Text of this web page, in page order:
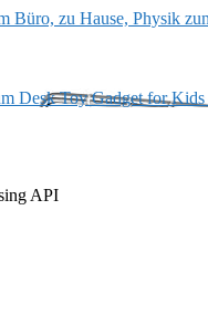
API